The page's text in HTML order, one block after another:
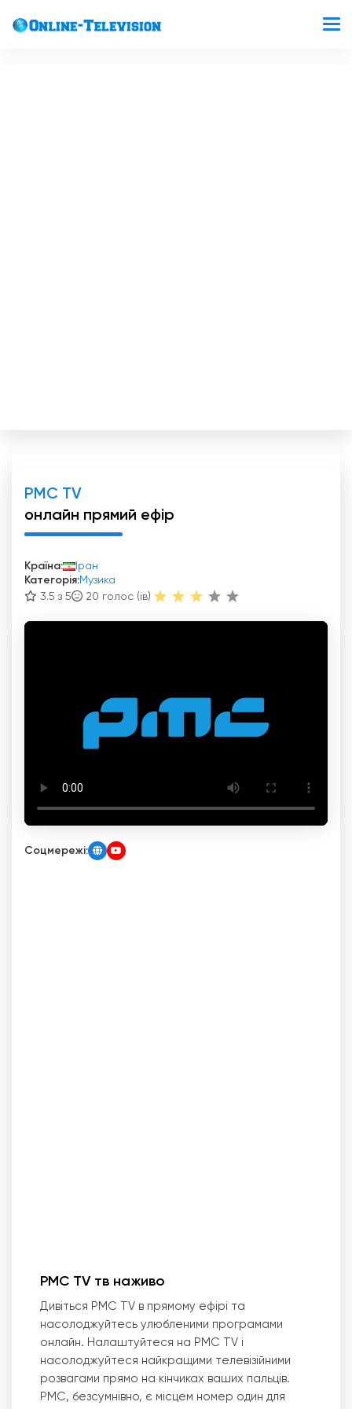
PMC TV
онлайн прямий ефір
Країна:
Іран
Категорія:Музика
3.5 з 5
20 голос (ів)
Соцмережі:
PMC TV тв наживо
Дивіться PMC TV в прямому ефірі та
насолоджуйтесь улюбленими програмами
онлайн. Налаштуйтеся на PMC TV і
насолоджуйтеся найкращими телевізійними
розвагами прямо на кінчиках ваших пальців.
PMC, безсумнівно, є місцем номер один для